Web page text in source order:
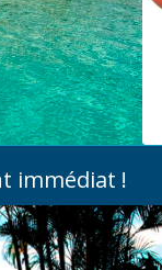
immédiat !